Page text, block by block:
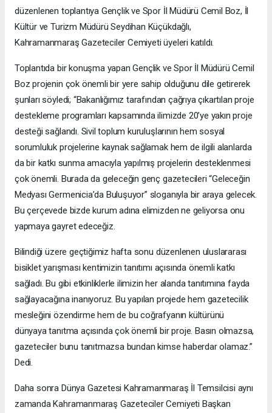
düzenlenen toplantıya Gençlik ve Spor İl Müdürü Cemil Boz, İl
Kültür ve Turizm Müdürü Seydihan Küçükdağlı,
Kahramanmaraş Gazeteciler Cemiyeti üyeleri katıldı.
Toplantıda bir konuşma yapan Gençlik ve Spor İl Müdürü Cemil
Boz projenin çok önemli bir yere sahip olduğunu dile getirerek
şunları söyledi; “Bakanlığımız tarafından çağrıya çıkartılan proje
destekleme programları kapsamında ilimizde 20’ye yakın proje
desteği sağlandı. Sivil toplum kuruluşlarının hem sosyal
sorumluluk projelerine kaynak sağlamak hem de ilgili alanlarda
da bir katkı sunma amacıyla yapılmış projelerin desteklenmesi
çok önemli. Burada da geleceğin genç gazetecileri “Geleceğin
Medyası Germenicia’da Buluşuyor” sloganıyla bir araya gelecek.
Bu çerçevede bizde kurum adına elimizden ne geliyorsa onu
yapmaya gayret edeceğiz.
Bilindiği üzere geçtiğimiz hafta sonu düzenlenen uluslararası
bisiklet yarışması kentimizin tanıtımı açısında önemli katkı
sağladı. Bu gibi etkinliklerle ilimizin her alanda tanıtımına fayda
sağlayacağına inanıyoruz. Bu yapılan projede hem gazetecilik
mesleğini özendirme hem de bu coğrafyanın kültürünü
dünyaya tanıtma açısında çok önemli bir proje. Basın olmazsa,
gazeteciler bunu tanıtmazsa bundan kimse haberdar olamaz.”
Dedi.
Daha sonra Dünya Gazetesi Kahramanmaraş İl Temsilcisi aynı
zamanda Kahramanmaraş Gazeteciler Cemiyeti Başkan